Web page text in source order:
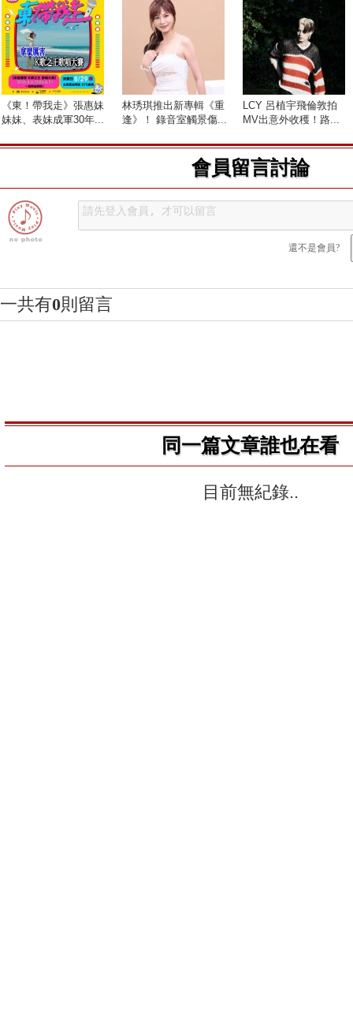
《東！帶我走》張惠妹
妹妹、表妹成軍30年...
林琇琪推出新專輯《重
逢》！ 錄音室觸景傷...
LCY 呂植宇飛倫敦拍
MV出意外收穫！路...
會員留言討論
還不是會員?
一共有0則留言
同一篇文章誰也在看
目前無紀錄..